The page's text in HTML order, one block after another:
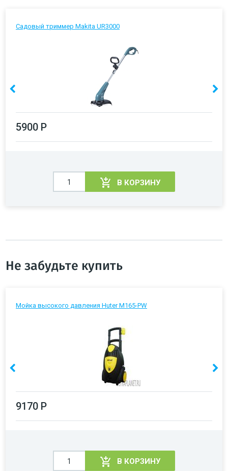
Садовый триммер Makita UR3000
5900 Р
В КОРЗИНУ
Не забудьте купить
Мойка высокого давления Huter M165-PW
9170 Р
В КОРЗИНУ